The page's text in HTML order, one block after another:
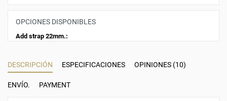
OPCIONES DISPONIBLES
Add strap 22mm.:
DESCRIPCIÓN ESPECIFICACIONES OPINIONES (10)
ENVÍO. PAYMENT